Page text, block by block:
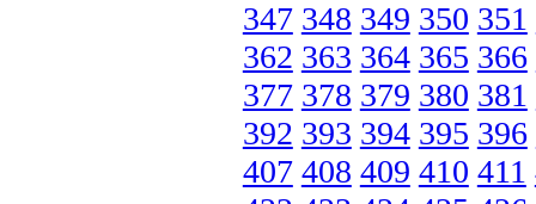
347 348 349 350 351
362 363 364 365 366
377 378 379 380 381
392 393 394 395 396
407 408 409 410 411